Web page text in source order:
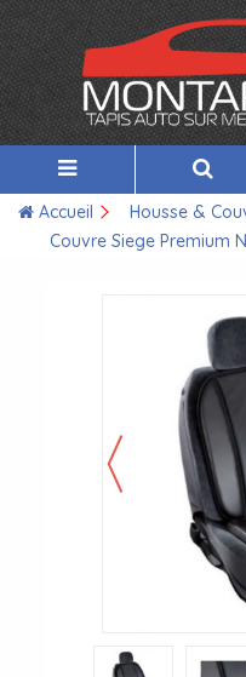
Accueil Housse &
Couvre Siege Premium